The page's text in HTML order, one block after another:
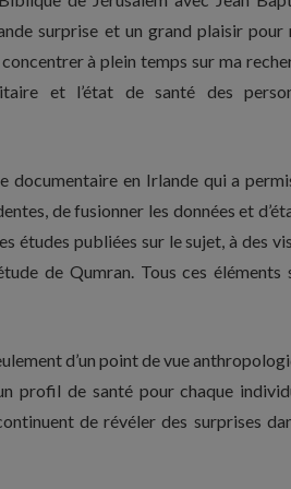
surprise et un grand plaisir pour
concentrer à plein temps sur ma
et l’état de santé des
documentaire en Irlande qui a
de fusionner les données et
études publiées sur le sujet, à des
de Qumran. Tous ces éléments
d’un point de vue
profil de santé pour chaque
de révéler des surprises